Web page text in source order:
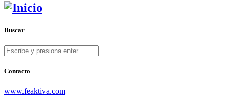
Buscar
Contacto
www.feaktiva.com